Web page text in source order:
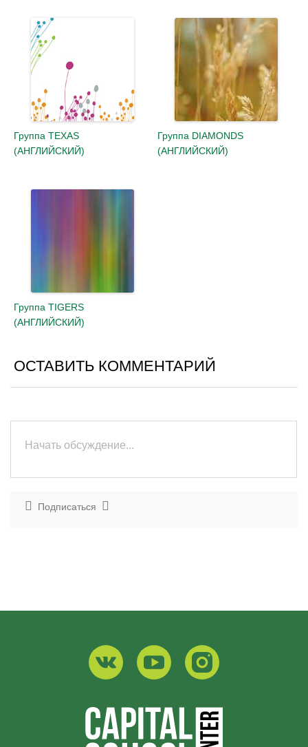
Группа TEXAS
(АНГЛИЙСКИЙ)
Группа DIAMONDS
(АНГЛИЙСКИЙ)
Группа TIGERS
(АНГЛИЙСКИЙ)
ОСТАВИТЬ КОММЕНТАРИЙ
Подписаться